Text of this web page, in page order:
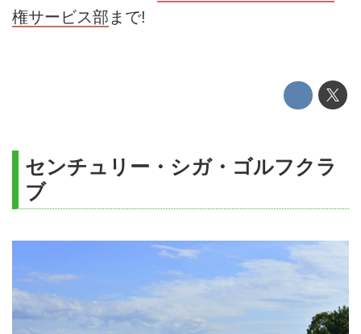
権サービス部まで!
センチュリー・シガ・ゴルフクラ
ブ